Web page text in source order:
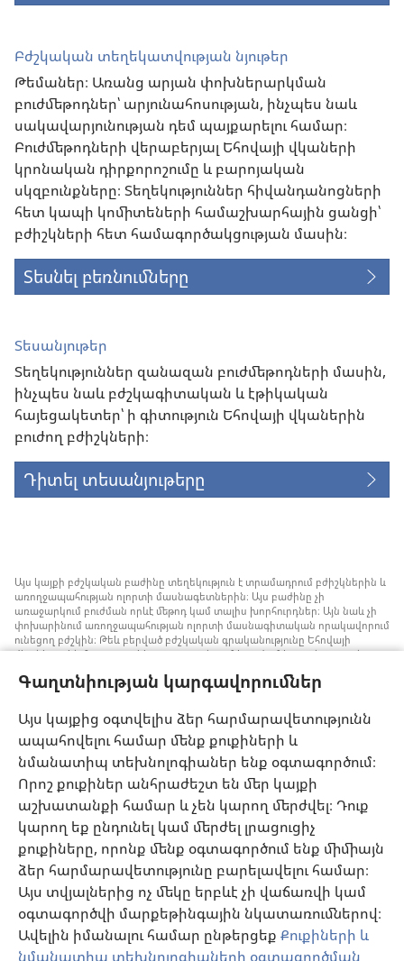
Գաղտնիության կարգավորումներ
Այս կայքից օգտվելիս ձեր հարմարավետությունն
ապահովելու համար մենք քուքիների և
նմանատիպ տեխնոլոգիաներ ենք օգտագործում։
Որոշ քուքիներ անհրաժեշտ են մեր կայքի
աշխատանքի համար և չեն կարող մերժվել։ Դուք
կարող եք ընդունել կամ մերժել լրացուցիչ
քուքիները, որոնք մենք օգտագործում ենք միմիայն
ձեր հարմարավետությունը բարելավելու համար։
Այս տվյալներից ոչ մեկը երբևէ չի վաճառվի կամ
օգտագործվի մարքեթինգային նկատառումներով։
Ավելին իմանալու համար ընթերցեք Քուքիների և
նմանատիպ տեխնոլոգիաների օգտագործման
Բժշկական տեղեկատվության նյութեր
Թեմաներ։ Առանց արյան փոխներարկման
բուժմեթոդներ՝ արյունահոսության, ինչպես նաև
սակավարյունության դեմ պայքարելու համար։
Բուժմեթոդների վերաբերյալ Եհովայի վկաների
կրոնական դիրքորոշումը և բարոյական
սկզբունքները։ Տեղեկություններ հիվանդանոցների
հետ կապի կոմիտեների համաշխարհային ցանցի՝
բժիշկների հետ համագործակցության մասին։
Տեսնել բեռնումները
Տեսանյութեր
Տեղեկություններ զանազան բուժմեթոդների մասին,
ինչպես նաև բժշկագիտական և էթիկական
հայեցակետեր՝ ի գիտություն Եհովայի վկաներին
բուժող բժիշկների։
Դիտել տեսանյութերը
Այս կայքի բժշկական բաժինը տեղեկություն է տրամադրում բժիշկներին և
առողջապահության ոլորտի մասնագետներին։ Այս բաժինը չի
առաջարկում բուժման որևէ մեթոդ կամ տալիս խորհուրդներ։ Այն նաև չի
փոխարինում առողջապահության ոլորտի մասնագիտական որակավորում
ունեցող բժշկին։ Թեև բերված բժշկական գրականությունը Եհովայի
վկաները չեն հրատարակել, բայց դրանցում խոսվում է առանց արյան
Յուրաքանչյուր մասնագետի պատասխանատվություն է իրազեկ լինել
քննարկել բուժման մեթոդները և օգնել նրանց որոշում կայացնելու՝ հաշվի
առնելով հիվանդի առողջական վիճակը, ցանկությունը, արժեքներն ու
հավատալիքները։ Թվարկված ոչ բոլոր ստրատեգիաներն են ընդունելի և
հասանելի բոլոր պացիենտների համար։
Պացիենտներ: Ձեր առողջական վիճակի կամ բուժման վերաբերյալ
խորհուրդներ հարցրեք ձեզ բուժող բժշկից կամ համապատասխան
որակավորում ունեցող այլ մասնագետից։ Դիմեք բժշկի, եթե կասկածում
եք, որ որևէ հիվանդություն ունեք։
Օգտվելու կարգը սահմանված է կայքից օգտվելու պայմաններով։
Արտաքին տեսքի կարգավորումներ